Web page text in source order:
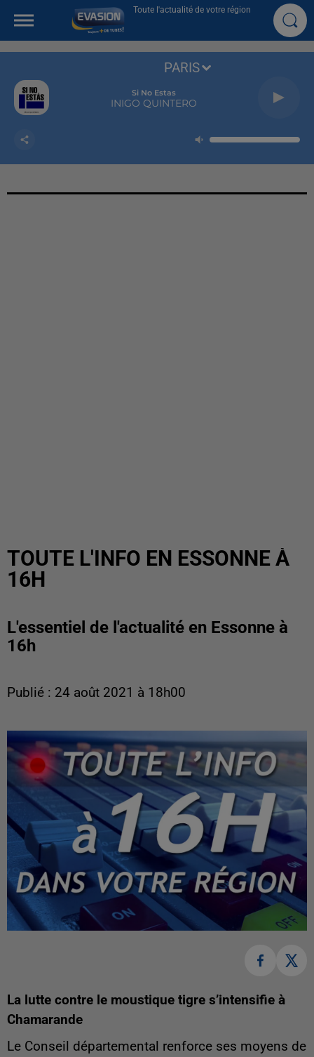
Toute l'actualité de votre région
Si No Estas
INIGO QUINTERO
PARIS
TOUTE L'INFO EN ESSONNE À
16H
L'essentiel de l'actualité en Essonne à
16h
Publié : 24 août 2021 à 18h00
La lutte contre le moustique tigre s’intensifie à
Chamarande
Le Conseil départemental renforce ses moyens de